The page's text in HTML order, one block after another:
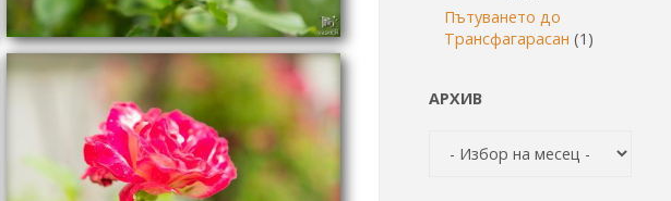
Пътуването до
Трансфагарасан (1)
АРХИВ